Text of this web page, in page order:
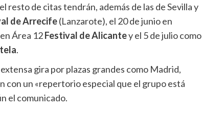
resto de citas tendrán, además de las de Sevilla y
de Arrecife(Lanzarote), el 20 de junio en
Área 12Festival de Alicantey el 5 de julio como
.
gira por plazas grandes como Madrid,
con un «repertorio especial que el grupo está
el comunicado.